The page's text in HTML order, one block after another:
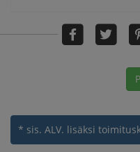
* sis. ALV. lisäksi